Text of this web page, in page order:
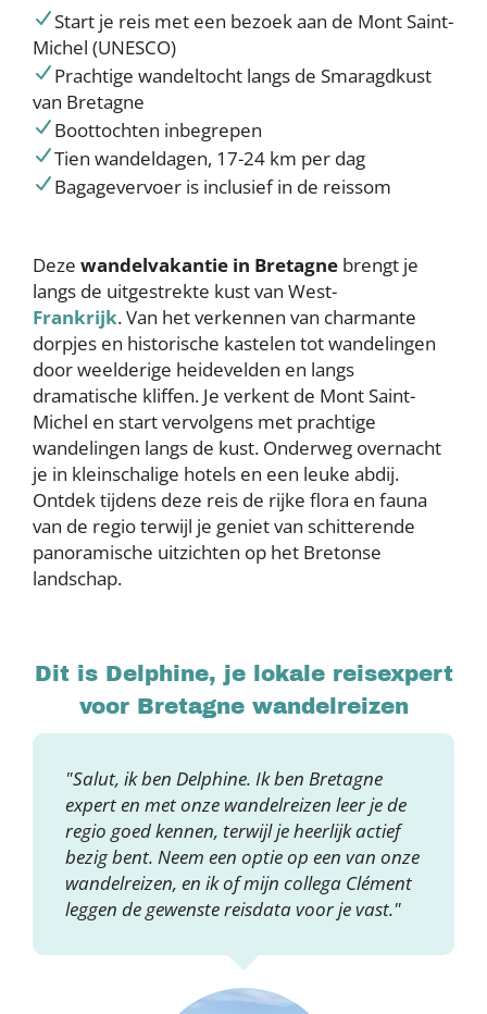
Start je reis met een bezoek aan de Mont Saint-
Michel (UNESCO)
Prachtige wandeltocht langs de Smaragdkust
van Bretagne
Boottochten inbegrepen
Tien wandeldagen, 17-24 km per dag
Bagagevervoer is inclusief in de reissom
Deze wandelvakantie in Bretagne brengt je
langs de uitgestrekte kust van West-
Frankrijk. Van het verkennen van charmante
dorpjes en historische kastelen tot wandelingen
door weelderige heidevelden en langs
dramatische kliffen. Je verkent de Mont Saint-
Michel en start vervolgens met prachtige
wandelingen langs de kust. Onderweg overnacht
je in kleinschalige hotels en een leuke abdij.
Ontdek tijdens deze reis de rijke flora en fauna
van de regio terwijl je geniet van schitterende
panoramische uitzichten op het Bretonse
landschap.
Dit is Delphine, je lokale reisexpert
voor Bretagne wandelreizen
"Salut, ik ben Delphine. Ik ben Bretagne
expert en met onze wandelreizen leer je de
regio goed kennen, terwijl je heerlijk actief
bezig bent. Neem een optie op een van onze
wandelreizen, en ik of mijn collega Clément
leggen de gewenste reisdata voor je vast."